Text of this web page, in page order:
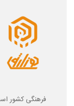
فرهنگی کشور